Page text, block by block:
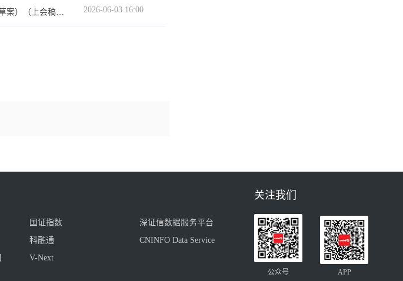
关于发行股份及支付现金购买资产并募集配套资金暨关联交易报告书（草案）（上会稿）修订说明的公告 2026-06-03 16:00
国证指数
科融通
V-Next
深证信数据服务平台
CNINFO Data Service
关注我们
公众号 APP